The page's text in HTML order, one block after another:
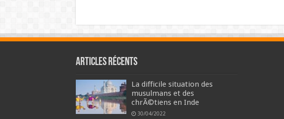
Articles récents
La difficile situation des
musulmans et des
chrÃ©tiens en Inde
30/04/2022